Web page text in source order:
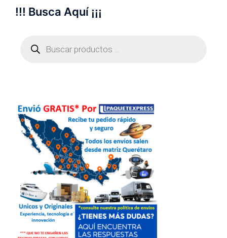
!!! Busca Aquí ¡¡¡
productos